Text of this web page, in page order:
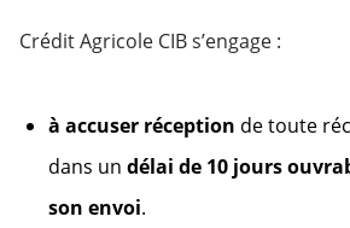
Crédit Agricole CIB s’engage :
à accuser réception de toute
dans un délai de 10 jours
son envoi.